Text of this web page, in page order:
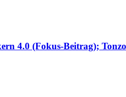
4.0 (Fokus-Beitrag);